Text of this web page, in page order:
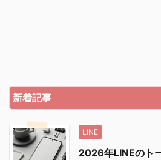
新着記事
LINE
2026年LINEのト